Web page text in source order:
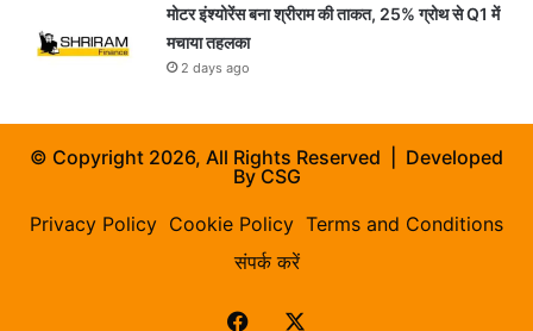
मोटर इंश्योरेंस बना श्रीराम की ताकत, 25% ग्रोथ से Q1 में
मचाया तहलका
2 days ago
© Copyright 2026, All Rights Reserved | Developed
ByCSG
Privacy Policy Cookie Policy Terms and Conditions
संपर्क करें
Facebook